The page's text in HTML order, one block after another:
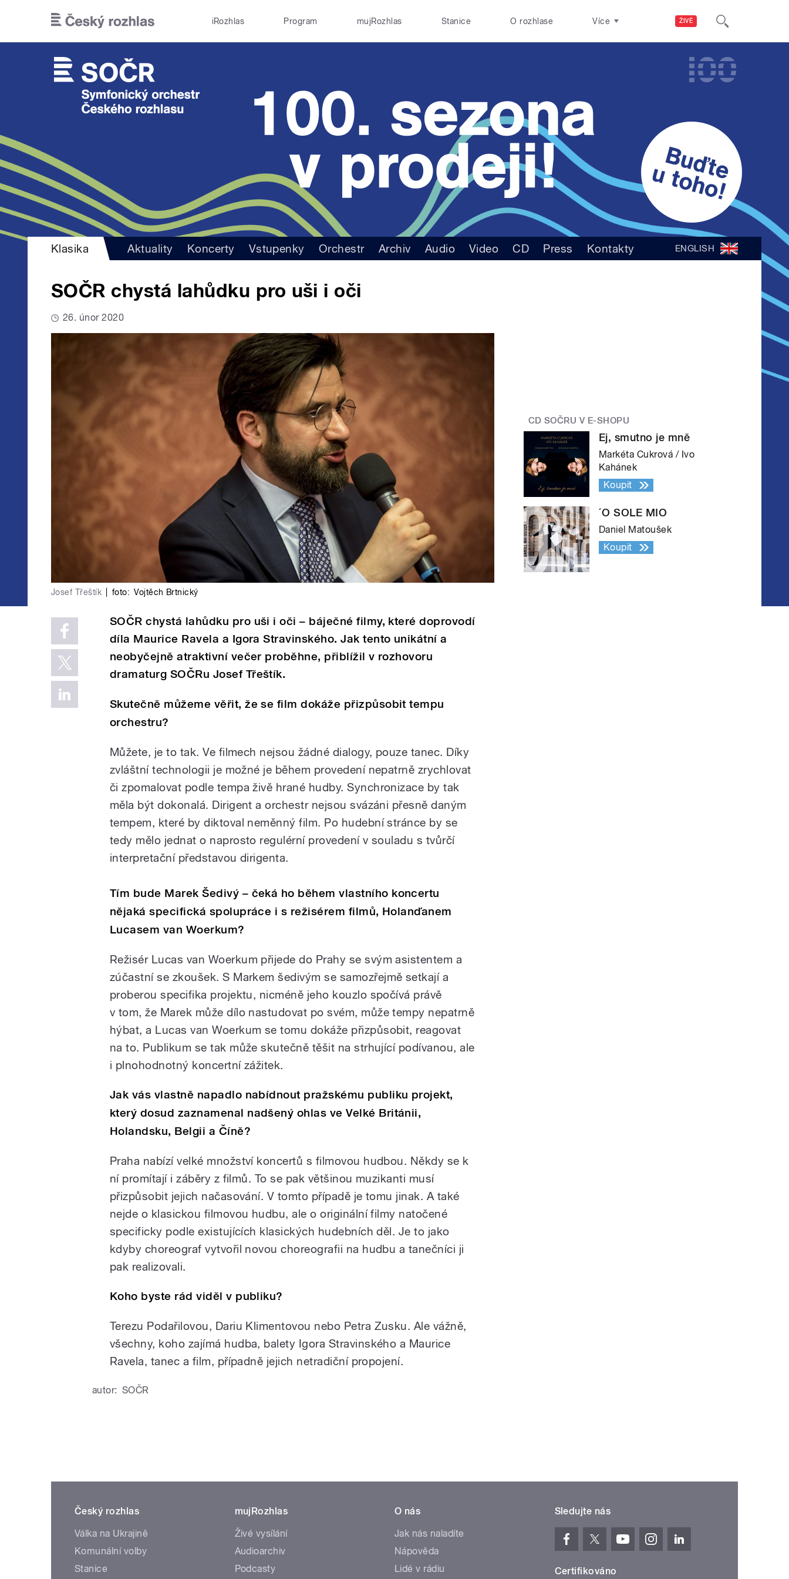
ŽIVĚ
iRozhlas Program mujRozhlas Stanice O rozhlase Více
Klasika Aktuality Koncerty Vstupenky Orchestr Archiv Audio Video CD Press Kontakty ENGLISH
SOČR chystá lahůdku pro uši i oči
26. únor 2020
Josef Třeštík foto: Vojtěch Brtnický
SOČR chystá lahůdku pro uši i oči – báječné filmy, které doprovodí
díla Maurice Ravela a Igora Stravinského. Jak tento unikátní a
neobyčejně atraktivní večer proběhne, přiblížil v rozhovoru
dramaturg SOČRu Josef Třeštík.
Skutečně můžeme věřit, že se film dokáže přizpůsobit tempu
orchestru?
Můžete, je to tak. Ve filmech nejsou žádné dialogy, pouze tanec. Díky
zvláštní technologii je možné je během provedení nepatrně zrychlovat
či zpomalovat podle tempa živě hrané hudby. Synchronizace by tak
měla být dokonalá. Dirigent a orchestr nejsou svázáni přesně daným
tempem, které by diktoval neměnný film. Po hudební stránce by se
tedy mělo jednat o naprosto regulérní provedení v souladu s tvůrčí
interpretační představou dirigenta.
Tím bude Marek Šedivý – čeká ho během vlastního koncertu
nějaká specifická spolupráce i s režisérem filmů, Holanďanem
Lucasem van Woerkum?
Režisér Lucas van Woerkum přijede do Prahy se svým asistentem a
zúčastní se zkoušek. S Markem šedivým se samozřejmě setkají a
proberou specifika projektu, nicméně jeho kouzlo spočívá právě
v tom, že Marek může dílo nastudovat po svém, může tempy nepatrně
hýbat, a Lucas van Woerkum se tomu dokáže přizpůsobit, reagovat
na to. Publikum se tak může skutečně těšit na strhující podívanou, ale
i plnohodnotný koncertní zážitek.
Jak vás vlastně napadlo nabídnout pražskému publiku projekt,
který dosud zaznamenal nadšený ohlas ve Velké Británii,
Holandsku, Belgii a Číně?
Praha nabízí velké množství koncertů s filmovou hudbou. Někdy se k
ní promítají i záběry z filmů. To se pak většinou muzikanti musí
přizpůsobit jejich načasování. V tomto případě je tomu jinak. A také
nejde o klasickou filmovou hudbu, ale o originální filmy natočené
specificky podle existujících klasických hudebních děl. Je to jako
kdyby choreograf vytvořil novou choreografii na hudbu a tanečníci ji
pak realizovali.
Koho byste rád viděl v publiku?
Terezu Podařilovou, Dariu Klimentovou nebo Petra Zusku. Ale vážně,
všechny, koho zajímá hudba, balety Igora Stravinského a Maurice
Ravela, tanec a film, případně jejich netradiční propojení.
autor: SOČR
CD SOČRU V E-SHOPU
Ej, smutno je mně
Markéta Cukrová / Ivo
Kahánek
Koupit
´O SOLE MIO
Daniel Matoušek
Koupit
Český rozhlas
Válka na Ukrajině
Komunální volby
Stanice
mujRozhlas
Živé vysílání
Audioarchiv
Podcasty
O nás
Jak nás naladíte
Nápověda
Lidé v rádiu
Sledujte nás
Certifikováno